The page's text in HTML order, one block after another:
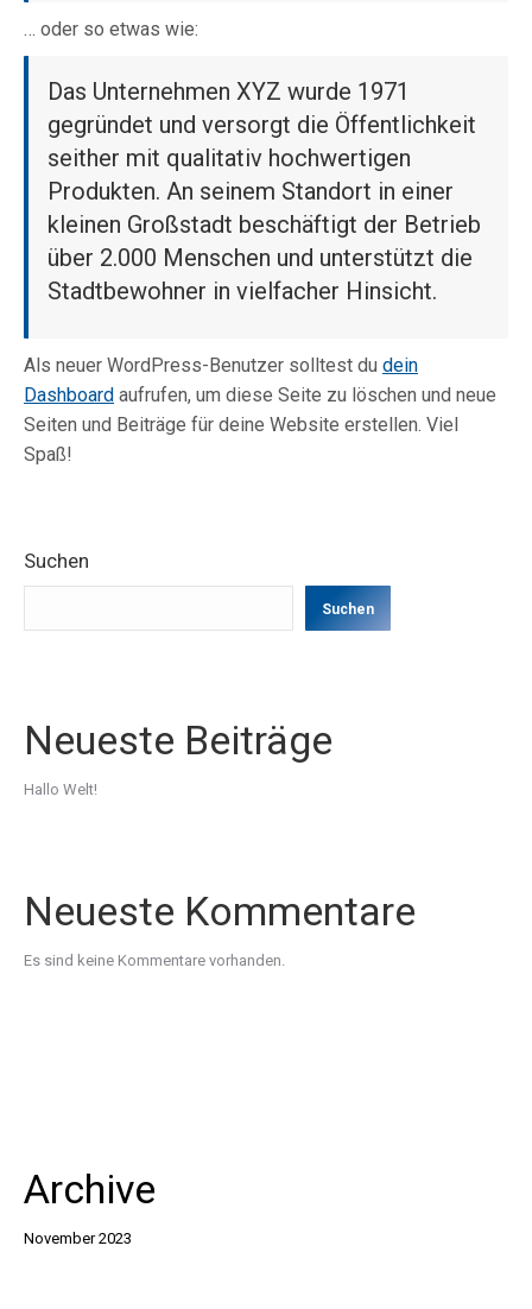
… oder so etwas wie:
Das Unternehmen XYZ wurde 1971
gegründet und versorgt die Öffentlichkeit
seither mit qualitativ hochwertigen
Produkten. An seinem Standort in einer
kleinen Großstadt beschäftigt der Betrieb
über 2.000 Menschen und unterstützt die
Stadtbewohner in vielfacher Hinsicht.
Als neuer WordPress-Benutzer solltest du dein
Dashboard aufrufen, um diese Seite zu löschen und neue
Seiten und Beiträge für deine Website erstellen. Viel
Spaß!
Suchen
Suchen
Neueste Beiträge
Hallo Welt!
Neueste Kommentare
Es sind keine Kommentare vorhanden.
Archive
November 2023